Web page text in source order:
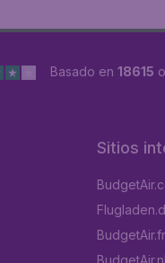
Basado en 18615
Sitios
BudgetAir.fr
BudgetAir.nl